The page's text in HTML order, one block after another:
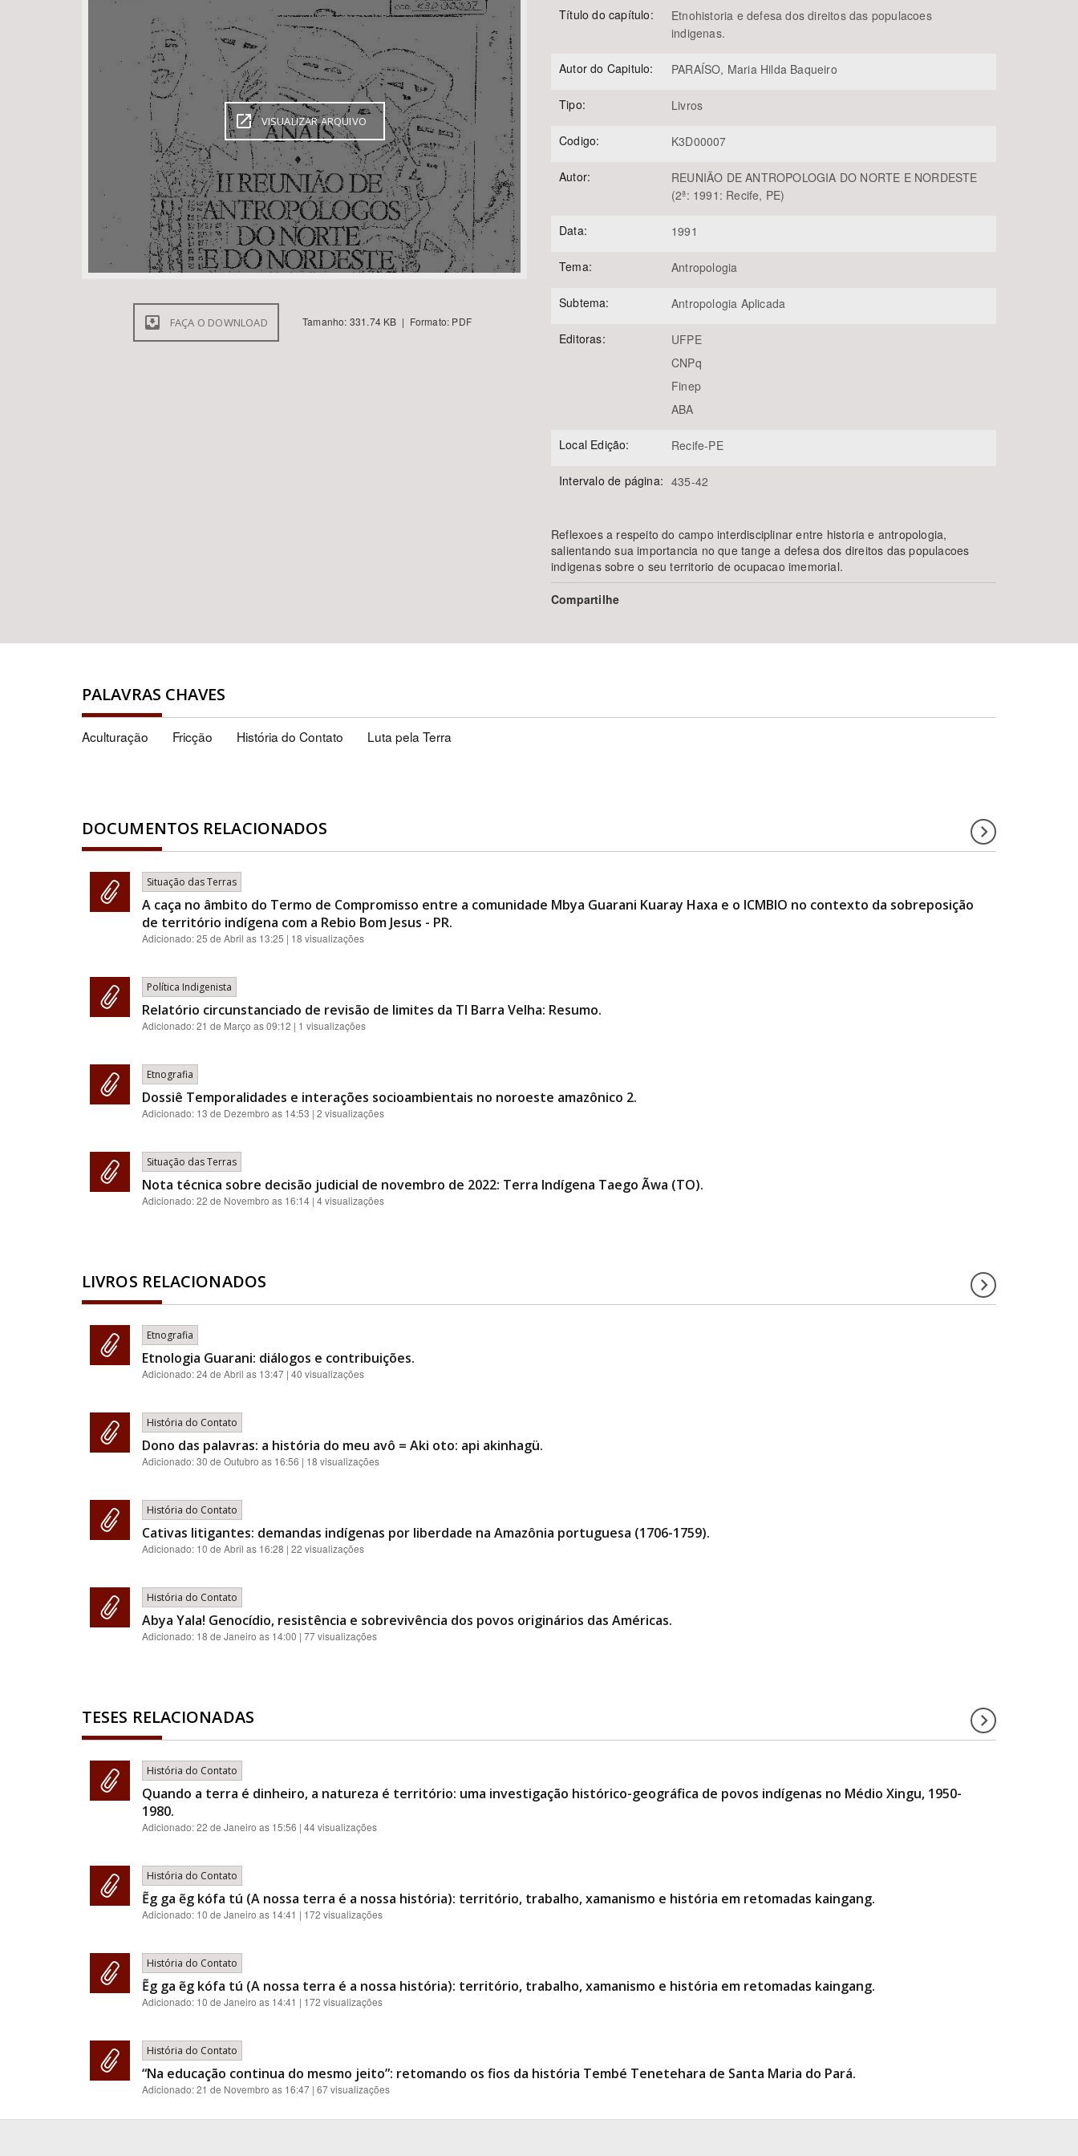
Área de Levantamento Área Protegida
BUSCAR
VISUALIZAR ARQUIVO
FAÇA O DOWNLOAD Tamanho: 331.74 KB | Formato: PDF
Título do capítulo:
Etnohistoria e defesa dos direitos das populacoes
indigenas.
Autor do Capitulo: PARAÍSO, Maria Hilda Baqueiro
Tipo: Livros
Codigo: K3D00007
Autor:
REUNIÃO DE ANTROPOLOGIA DO NORTE E NORDESTE
(2ª: 1991: Recife, PE)
Data: 1991
Tema: Antropologia
Subtema: Antropologia Aplicada
Editoras:
UFPE
CNPq
Finep
ABA
Local Edição: Recife-PE
Intervalo de página: 435-42
Reflexoes a respeito do campo interdisciplinar entre historia e antropologia,
salientando sua importancia no que tange a defesa dos direitos das populacoes
indigenas sobre o seu territorio de ocupacao imemorial.
Compartilhe
PALAVRAS CHAVES
Aculturação Fricção História do Contato Luta pela Terra
DOCUMENTOS RELACIONADOS
Situação das Terras
A caça no âmbito do Termo de Compromisso entre a comunidade Mbya Guarani Kuaray Haxa e o ICMBIO no contexto da sobreposição
de território indígena com a Rebio Bom Jesus - PR.
Adicionado:25 de Abril as 13:25 | 18 visualizações
Política Indigenista
Relatório circunstanciado de revisão de limites da TI Barra Velha: Resumo.
Adicionado:21 de Março as 09:12 | 1 visualizações
Etnografia
Dossiê Temporalidades e interações socioambientais no noroeste amazônico 2.
Adicionado: 13 de Dezembro as 14:53 | 2 visualizações
Situação das Terras
Nota técnica sobre decisão judicial de novembro de 2022: Terra Indígena Taego Ãwa (TO).
Adicionado:22 de Novembro as 16:14 | 4 visualizações
LIVROS RELACIONADOS
Etnografia
Etnologia Guarani: diálogos e contribuições.
Adicionado:24 de Abril as 13:47 | 40 visualizações
História do Contato
Dono das palavras: a história do meu avô = Aki oto: api akinhagü.
Adicionado:30 de Outubro as 16:56 | 18 visualizações
História do Contato
Cativas litigantes: demandas indígenas por liberdade na Amazônia portuguesa (1706-1759).
Adicionado: 10 de Abril as 16:28 | 22 visualizações
História do Contato
Abya Yala! Genocídio, resistência e sobrevivência dos povos originários das Américas.
Adicionado: 18 de Janeiro as 14:00 | 77 visualizações
TESES RELACIONADAS
História do Contato
Quando a terra é dinheiro, a natureza é território: uma investigação histórico-geográfica de povos indígenas no Médio Xingu, 1950-
1980.
Adicionado:22 de Janeiro as 15:56 | 44 visualizações
História do Contato
Ẽg ga ẽg kófa tú (A nossa terra é a nossa história): território, trabalho, xamanismo e história em retomadas kaingang.
Adicionado: 10 de Janeiro as 14:41 | 172 visualizações
História do Contato
Ẽg ga ẽg kófa tú (A nossa terra é a nossa história): território, trabalho, xamanismo e história em retomadas kaingang.
Adicionado: 10 de Janeiro as 14:41 | 172 visualizações
História do Contato
“Na educação continua do mesmo jeito”: retomando os fios da história Tembé Tenetehara de Santa Maria do Pará.
Adicionado:21 de Novembro as 16:47 | 67 visualizações